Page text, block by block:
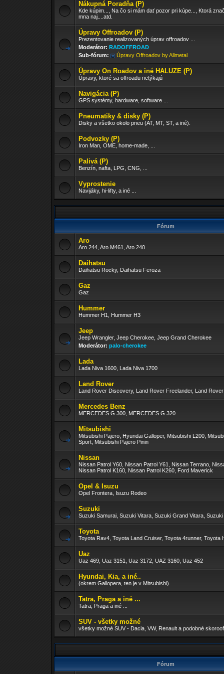
Nákupná Poradňa (P)
Kde kúpim..., Na čo si mám dať pozor pri kúpe..., Ktorá
mna naj....atd.
Úpravy Offroadov (P)
Prezentovanie realizovaných úprav offroadov ...
Moderátor: RADOFFROAD
Sub-fórum:
Úpravy Offroadov by Allmetal
Úpravy On Roadov a iné HALUZE (P)
Úpravy, ktoré sa offroadu netýkajú
Navigácia (P)
GPS systémy, hardware, software ...
Pneumatiky & disky (P)
Disky a všetko okolo pneu (AT, MT, ST, a iné).
Podvozky (P)
Iron Man, OME, home-made, ...
Palivá (P)
Benzín, nafta, LPG, CNG, ...
Vyprostenie
Navijáky, hi-lifty, a iné ...
Fórum
Aro
Aro 244, Aro M461, Aro 240
Daihatsu
Daihatsu Rocky, Daihatsu Feroza
Gaz
Gaz
Hummer
Hummer H1, Hummer H3
Jeep
Jeep Wrangler, Jeep Cherokee, Jeep Grand Cherokee
Moderátor: palo-cherokee
Lada
Lada Niva 1600, Lada Niva 1700
Land Rover
Land Rover Discovery, Land Rover Freelander, Land
Mercedes Benz
MERCEDES G 300, MERCEDES G 320
Mitsubishi
Mitsubishi Pajero, Hyundai Galloper, Mitsubishi L200,
Sport, Mitsubishi Pajero Pinin
Nissan
Nissan Patrol Y60, Nissan Patrol Y61, Nissan Terrano,
Nissan Patrol K160, Nissan Patrol K260, Ford Maverick
Opel & Isuzu
Opel Frontera, Isuzu Rodeo
Suzuki
Suzuki Samurai, Suzuki Vitara, Suzuki Grand Vitara,
Toyota
Toyota Rav4, Toyota Land Cruiser, Toyota 4runner, Toyota
Uaz
Uaz 469, Uaz 3151, Uaz 3172, UAZ 3160, Uaz 452
Hyundai, Kia, a iné..
(okrem Gallopera, ten je v Mitsubishi).
Tatra, Praga a iné ...
Tatra, Praga a iné ...
SUV - všetky možné
všetky možné SUV - Dacia, VW, Renault a podobné
Fórum